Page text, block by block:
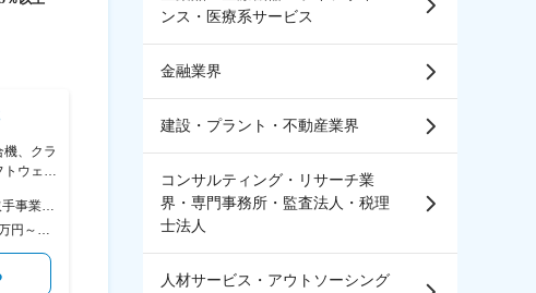
機、クラ
ウェア
＜勤務地詳細＞ 取手事業所 住所：茨城県取手市白山7-5-1 勤務地最寄駅：JR常磐線／取手駅 受動喫煙対策：屋内全面禁煙 変更の範囲：会社の定める事業所（リモートワーク含む）
＜予定年収＞ 500万円～1,000万円 ＜賃金形態＞ 月給制 ＜賃金内訳＞ 月額（基本給）：300,000円～500,000円 ＜月給＞ 300,000円～500,000円 ＜昇給有無＞ 有 ＜残業手当＞ 有 ＜給与補足＞ 入社時の処遇（基本給・賞与）はみなさまの経験・能力を考慮の上、当社規程により決定します。 具体的な金額は、採用選考合格後に採用内定通知書にてお伝えします。 昇給：年1回 賞与：年2回（6月・12月） 賃金はあくまでも目安の金額であり、選考を通じて上下する可能性があります。 月給(月額)は固定手当を含めた表記です。
【愛知／豊川】ソフトウェア品
質保証◇複合機製品／年休125
日／プライム上場※DWH216
＜勤務地詳細＞ 瑞穂サイト 住所：愛知県豊川市穂ノ原3-22-1 勤務地最寄駅：名鉄豊川線／諏訪町駅 受動喫煙対策：屋内全面禁煙 変更の範囲：会社の定める事業所（リモートワーク含む）
気になる
ー株式会社
イスの開発（MATLAB）◇一括
請負案件多数・豊富なキャリア
ンス・医療系サービス
金融業界
建設・プラント・不動産業界
コンサルティング・リサーチ業
界・専門事務所・監査法人・税理
士法人
人材サービス・アウトソーシング